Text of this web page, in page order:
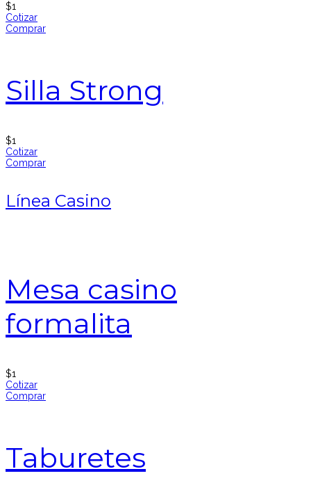
$1
Cotizar
Comprar
Silla Strong
$1
Cotizar
Comprar
Línea Casino
Mesa casino
formalita
$1
Cotizar
Comprar
Taburetes